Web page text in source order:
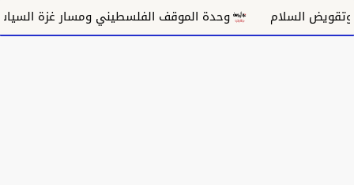
وحدة الموقف الفلسطيني ومسار غزة السياسي